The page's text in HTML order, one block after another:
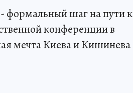
- формальный шаг на пути к
конференции в
мечта Киева и Кишинева